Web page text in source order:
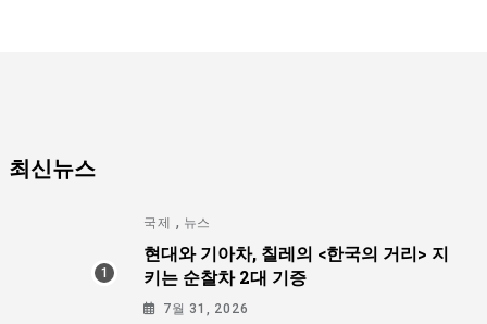
최신뉴스
국제 , 뉴스
현대와 기아차, 칠레의 <한국의 거리> 지
키는 순찰차 2대 기증
7월 31, 2026